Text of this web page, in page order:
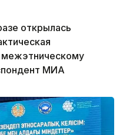
открылась
МИА